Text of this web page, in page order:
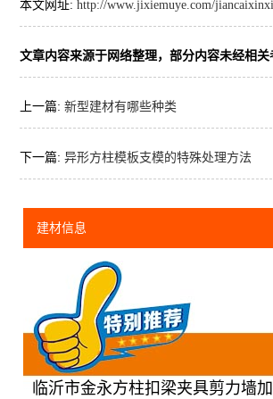
本文网址: http://www.jixiemuye.com/
文章内容来源于网络整理，部分内容未经相
上一篇: 新型建材有哪些种类
下一篇: 异形方柱模板支模的特殊处理方法
建材信息
临沂市金永方柱扣梁夹具剪力墙